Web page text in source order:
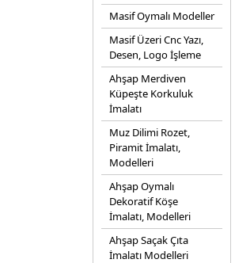
Masif Oymalı Modeller
Masif Üzeri Cnc Yazı,
Desen, Logo İşleme
Ahşap Merdiven
Küpeşte Korkuluk
İmalatı
Muz Dilimi Rozet,
Piramit İmalatı,
Modelleri
Ahşap Oymalı
Dekoratif Köşe
İmalatı, Modelleri
Ahşap Saçak Çıta
İmalatı Modelleri